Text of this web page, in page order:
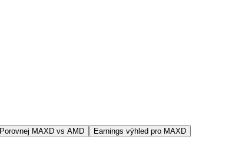
Porovnej MAXD vs AMD Earnings výhled pro MAXD